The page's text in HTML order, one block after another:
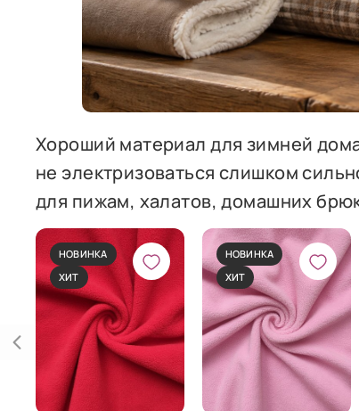
Хороший материал для зимней
не электризоваться слишком
для пижам, халатов, домашних
НОВИНКА
ХИТ
НОВИНКА
ХИТ